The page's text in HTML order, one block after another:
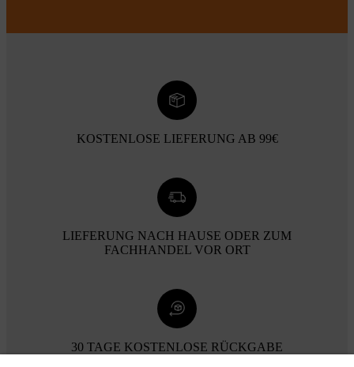
KOSTENLOSE LIEFERUNG AB 99€
LIEFERUNG NACH HAUSE ODER ZUM
FACHHANDEL VOR ORT
30 TAGE KOSTENLOSE RÜCKGABE